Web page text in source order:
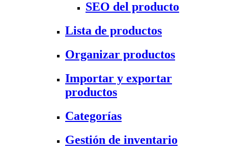
SEO del producto
Lista de productos
Organizar productos
Importar y exportar
productos
Categorías
Gestión de inventario